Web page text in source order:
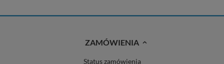
ZAMÓWIENIA
Status zamówienia